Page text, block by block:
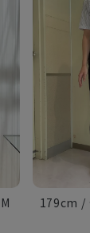
M 179cm